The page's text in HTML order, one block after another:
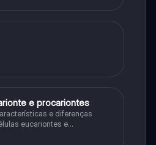
e procariontes
e diferenças
eucariontes e